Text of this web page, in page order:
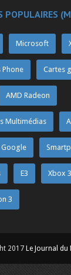
POPULAIRES
Microsoft
Phone Cartes
AMD Radeon
Multimédias
Google
E3 Xbox
3
2017 Le Journal